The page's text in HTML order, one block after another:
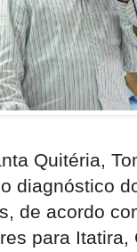
Quitéria,
diagnóstico
de acordo
para